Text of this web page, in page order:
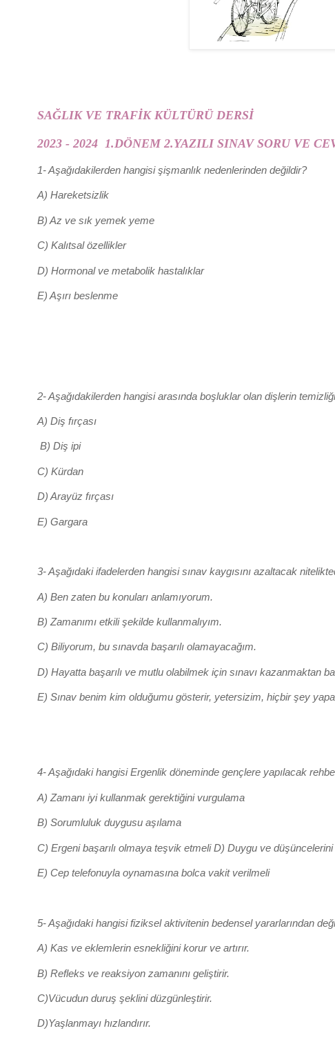
SAĞLIK VE TRAFİK KÜLTÜRÜ DERSİ
2023 - 2024 1.DÖNEM 2.YAZILI SINAV SORU VE
1- Aşağıdakilerden hangisi şişmanlık nedenlerinden değildir?
A) Hareketsizlik
B) Az ve sık yemek yeme
C) Kalıtsal özellikler
D) Hormonal ve metabolik hastalıklar
E) Aşırı beslenme
2- Aşağıdakilerden hangisi arasında boşluklar olan dişlerin
A) Diş fırçası
B) Diş ipi
C) Kürdan
D) Arayüz fırçası
E) Gargara
3- Aşağıdaki ifadelerden hangisi sınav kaygısını azaltacak
A) Ben zaten bu konuları anlamıyorum.
B) Zamanımı etkili şekilde kullanmalıyım.
C) Biliyorum, bu sınavda başarılı olamayacağım.
D) Hayatta başarılı ve mutlu olabilmek için sınavı
E) Sınav benim kim olduğumu gösterir, yetersizim, hiçbir şey
4- Aşağıdaki hangisi Ergenlik döneminde gençlere yapılacak
A) Zamanı iyi kullanmak gerektiğini vurgulama
B) Sorumluluk duygusu aşılama
C) Ergeni başarılı olmaya teşvik etmeli D) Duygu ve
E) Cep telefonuyla oynamasına bolca vakit verilmeli
5- Aşağıdaki hangisi fiziksel aktivitenin bedensel yararlarından
A) Kas ve eklemlerin esnekliğini korur ve artırır.
B) Refleks ve reaksiyon zamanını geliştirir.
C)Vücudun duruş şeklini düzgünleştirir.
D)Yaşlanmayı hızlandırır.